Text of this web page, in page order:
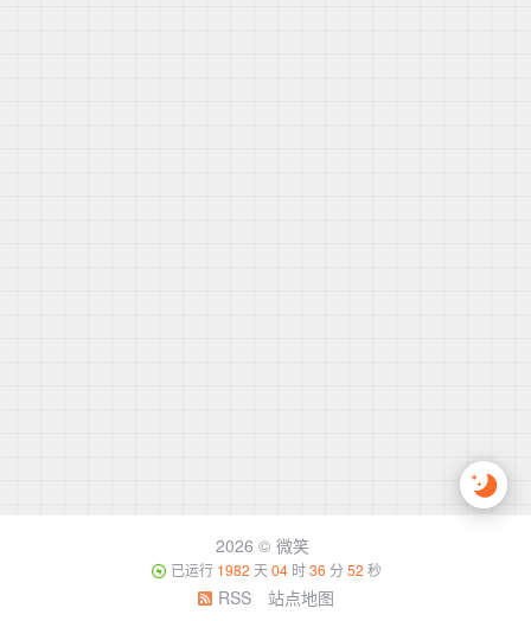
2026 © 微笑
已运行 1982 天04时36 分 52 秒
RSS 站点地图